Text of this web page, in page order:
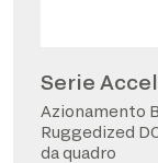
Serie
Azionamento
Ruggedized
da quadro